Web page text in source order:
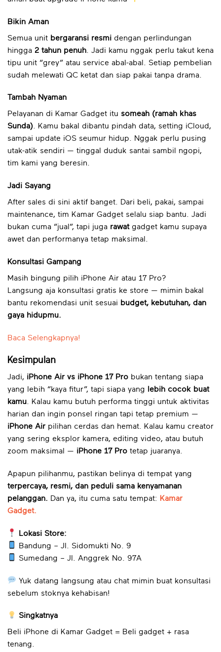
Bikin Aman
Semua unit bergaransi resmi dengan perlindungan
hingga 2 tahun penuh . Jadi kamu nggak perlu takut kena
tipu unit “grey” atau service abal-abal. Setiap pembelian
sudah melewati QC ketat dan siap pakai tanpa drama.
Tambah Nyaman
Pelayanan di Kamar Gadget itu someah (ramah khas
Sunda). Kamu bakal dibantu pindah data, setting iCloud,
sampai update iOS seumur hidup. Nggak perlu pusing
utak-atik sendiri — tinggal duduk santai sambil ngopi,
tim kami yang beresin.
Jadi Sayang
After sales di sini aktif banget. Dari beli, pakai, sampai
maintenance, tim Kamar Gadget selalu siap bantu. Jadi
bukan cuma “jual”, tapi juga rawatgadget kamu supaya
awet dan performanya tetap maksimal.
Konsultasi Gampang
Masih bingung pilih iPhone Air atau 17 Pro?
Langsung aja konsultasi gratis ke store — mimin bakal
bantu rekomendasi unit sesuai budget, kebutuhan, dan
gaya hidupmu.
Baca Selengkapnya!
Kesimpulan
Jadi, iPhone Air vs iPhone 17 Pro bukan tentang siapa
yang lebih “kaya fitur”, tapi siapa yang
lebih cocok buat
kamu. Kalau kamu butuh performa tinggi untuk aktivitas
harian dan ingin ponsel ringan tapi tetap premium —
iPhone Air pilihan cerdas dan hemat. Kalau kamu creator
yang sering eksplor kamera, editing video, atau butuh
zoom maksimal — iPhone 17 Pro tetap juaranya.
Apapun pilihanmu, pastikan belinya di tempat yang
terpercaya, resmi, dan peduli sama kenyamanan
pelanggan. Dan ya, itu cuma satu tempat: Kamar
Gadget.
Lokasi Store:
Bandung – Jl. Sidomukti No. 9
Sumedang – Jl. Anggrek No. 97A
Yuk datang langsung atau chat mimin buat konsultasi
sebelum stoknya kehabisan!
Singkatnya
Beli iPhone di Kamar Gadget = Beli gadget + rasa
tenang.